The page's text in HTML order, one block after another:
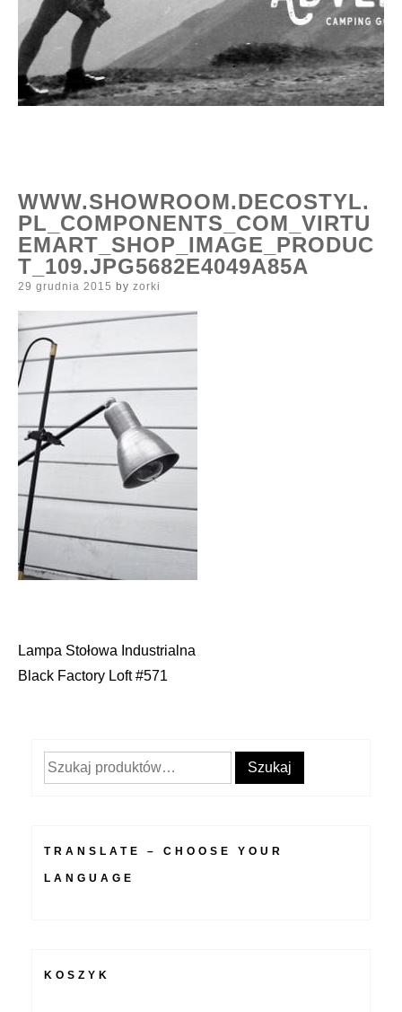
WWW.SHOWROOM.DECOSTYL.
PL_COMPONENTS_COM_VIRTU
EMART_SHOP_IMAGE_PRODUC
T_109.JPG5682E4049A85A
Posted
29 grudnia 2015 by zorki
Nawigacja
Lampa Stołowa Industrialna
Black Factory Loft #571
Szukaj: Szukaj
TRANSLATE – CHOOSE YOUR
LANGUAGE
KOSZYK